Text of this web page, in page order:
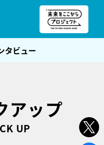
タビュー
アップ
UP